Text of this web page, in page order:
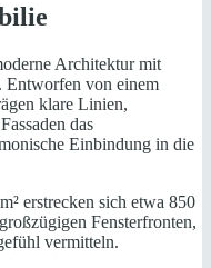
Architektur mit
Entworfen von einem
klare Linien,
das
Einbindung in die
erstrecken sich etwa 850
Fensterfronten,
vermitteln.